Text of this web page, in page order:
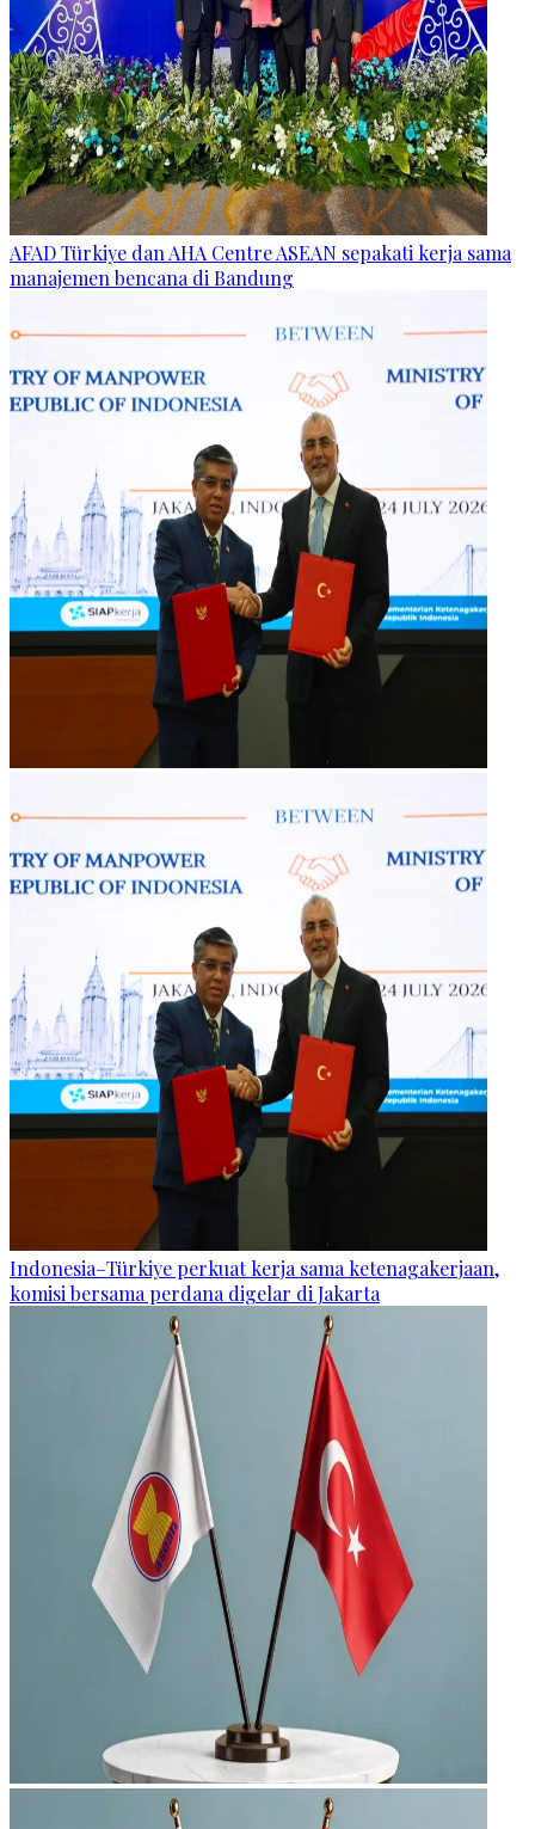
AFAD Türkiye dan AHA Centre ASEAN sepakati kerja sama
manajemen bencana di Bandung
Indonesia–Türkiye perkuat kerja sama ketenagakerjaan,
komisi bersama perdana digelar di Jakarta